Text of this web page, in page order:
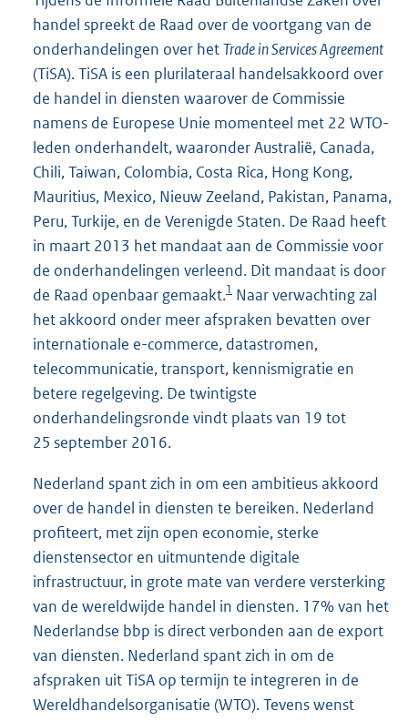
handel spreekt de Raad over de voortgang van de
onderhandelingen over hetTrade in Services Agreement
(TiSA). TiSA is een plurilateraal handelsakkoord over
de handel in diensten waarover de Commissie
namens de Europese Unie momenteel met 22 WTO-
leden onderhandelt, waaronder Australië, Canada,
Chili, Taiwan, Colombia, Costa Rica, Hong Kong,
Mauritius, Mexico, Nieuw Zeeland, Pakistan, Panama,
Peru, Turkije, en de Verenigde Staten. De Raad heeft
in maart 2013 het mandaat aan de Commissie voor
de onderhandelingen verleend. Dit mandaat is door
de Raad openbaar gemaakt.1 Naar verwachting zal
het akkoord onder meer afspraken bevatten over
internationale e-commerce, datastromen,
telecommunicatie, transport, kennismigratie en
betere regelgeving. De twintigste
onderhandelingsronde vindt plaats van 19 tot
25 september 2016.
Nederland spant zich in om een ambitieus akkoord
over de handel in diensten te bereiken. Nederland
profiteert, met zijn open economie, sterke
dienstensector en uitmuntende digitale
infrastructuur, in grote mate van verdere versterking
van de wereldwijde handel in diensten. 17% van het
Nederlandse bbp is direct verbonden aan de export
van diensten. Nederland spant zich in om de
afspraken uit TiSA op termijn te integreren in de
Wereldhandelsorganisatie (WTO). Tevens wenst